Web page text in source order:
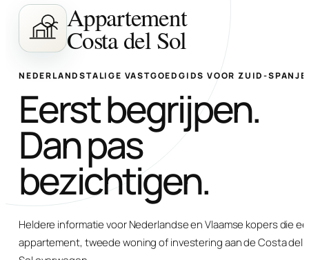
Appartement
Costa del Sol
NEDERLANDSTALIGE VASTGOEDGIDS VOOR ZUID-SPANJE
Eerst begrijpen.
Dan pas
bezichtigen.
Heldere informatie voor Nederlandse en Vlaamse kopers die
appartement, tweede woning of investering aan de Costa del